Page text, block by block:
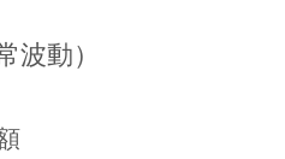
波動）